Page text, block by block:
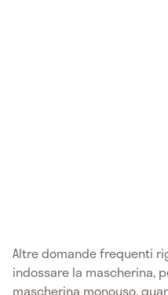
Altre domande frequenti
indossare la mascherina,
mascherina monouso,